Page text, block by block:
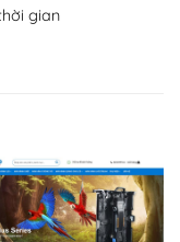
có thể dễ
định nơi lưu trữ
WordPress
gian